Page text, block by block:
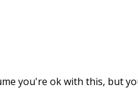
you're ok with this, but